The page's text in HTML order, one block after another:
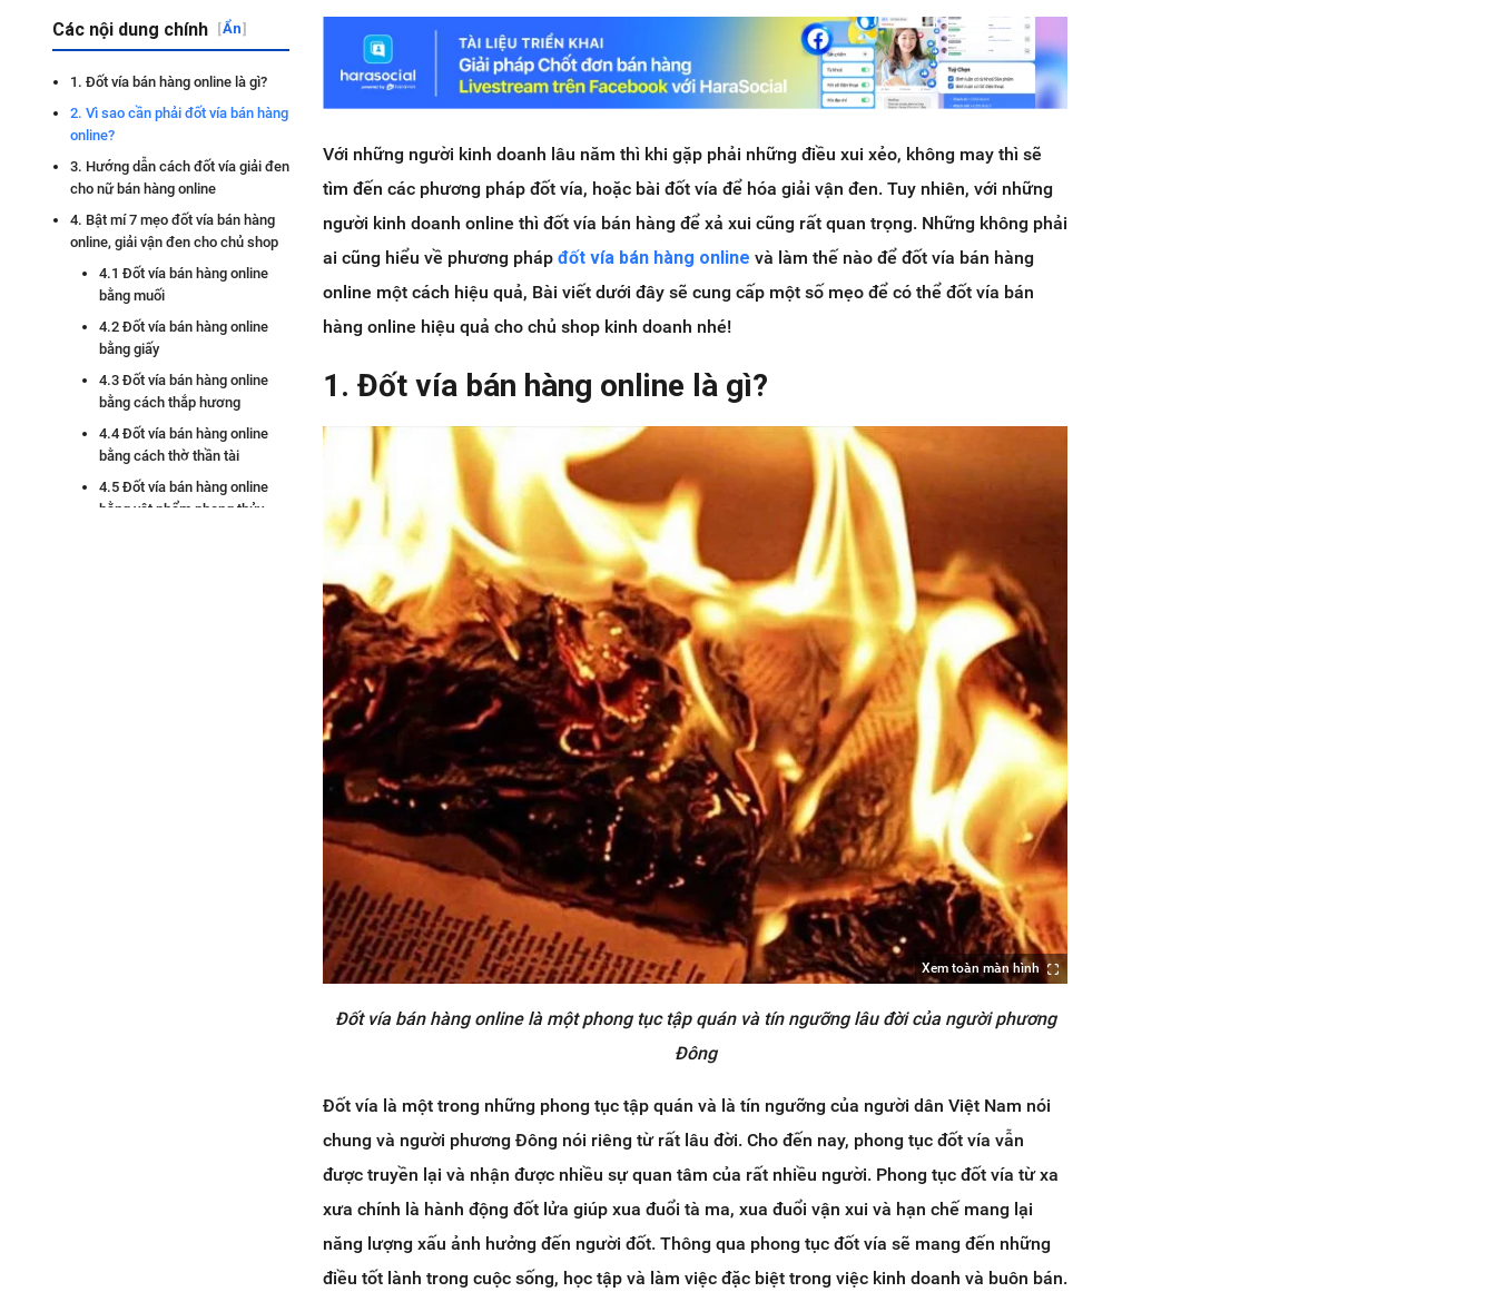
Các nội dung chính [Ẩn]
1. Đốt vía bán hàng online là gì?
2. Vì sao cần phải đốt vía bán hàng
online?
3. Hướng dẫn cách đốt vía giải đen
cho nữ bán hàng online
4. Bật mí 7 mẹo đốt vía bán hàng
online, giải vận đen cho chủ shop
4.1 Đốt vía bán hàng online
bằng muối
4.2 Đốt vía bán hàng online
bằng giấy
4.3 Đốt vía bán hàng online
bằng cách thắp hương
4.4 Đốt vía bán hàng online
bằng cách thờ thần tài
4.5 Đốt vía bán hàng online
bằng vật phẩm phong thủy
Với những người kinh doanh lâu năm thì khi gặp phải những điều xui xẻo, không may thì sẽ
tìm đến các phương pháp đốt vía, hoặc bài đốt vía để hóa giải vận đen. Tuy nhiên, với những
người kinh doanh online thì đốt vía bán hàng để xả xui cũng rất quan trọng. Những không phải
ai cũng hiểu về phương pháp đốt vía bán hàng online và làm thế nào để đốt vía bán hàng
online một cách hiệu quả, Bài viết dưới đây sẽ cung cấp một số mẹo để có thể đốt vía bán
hàng online hiệu quả cho chủ shop kinh doanh nhé!
1. Đốt vía bán hàng online là gì?
Xem toàn màn hình
Đốt vía bán hàng online là một phong tục tập quán và tín ngưỡng lâu đời của người phương
Đông
Đốt vía là một trong những phong tục tập quán và là tín ngưỡng của người dân Việt Nam nói
chung và người phương Đông nói riêng từ rất lâu đời. Cho đến nay, phong tục đốt vía vẫn
được truyền lại và nhận được nhiều sự quan tâm của rất nhiều người. Phong tục đốt vía từ xa
xưa chính là hành động đốt lửa giúp xua đuổi tà ma, xua đuổi vận xui và hạn chế mang lại
năng lượng xấu ảnh hưởng đến người đốt. Thông qua phong tục đốt vía sẽ mang đến những
điều tốt lành trong cuộc sống, học tập và làm việc đặc biệt trong việc kinh doanh và buôn bán.